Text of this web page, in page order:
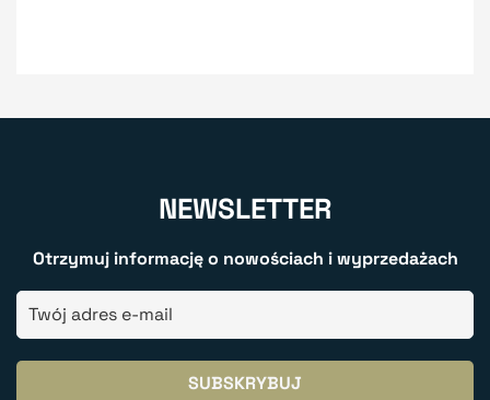
NEWSLETTER
Otrzymuj informację o nowościach i wyprzedażach